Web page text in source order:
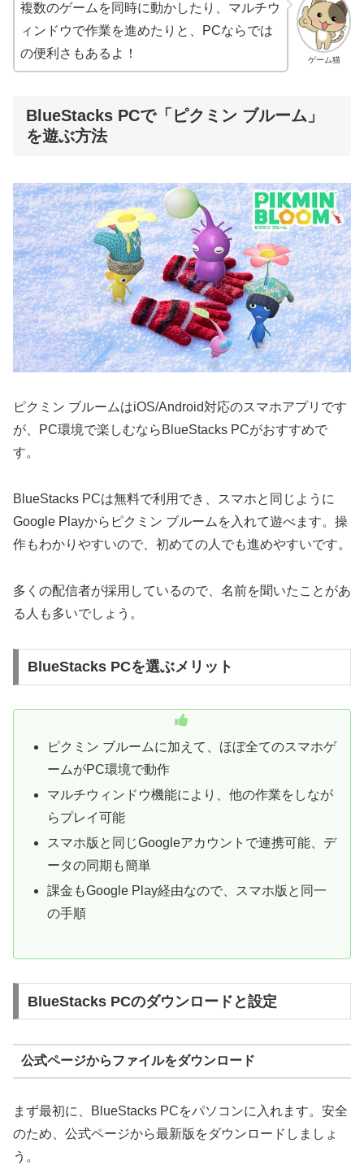
ゲーム猫
複数のゲームを同時に動かしたり、マルチウ
ィンドウで作業を進めたりと、PCならでは
の便利さもあるよ！
BlueStacks PCで「ピクミン ブルーム」
を遊ぶ方法
ピクミン ブルームはiOS/Android対応のスマホアプリです
が、PC環境で楽しむならBlueStacks PCがおすすめで
す。
BlueStacks PCは無料で利用でき、スマホと同じように
Google Playからピクミン ブルームを入れて遊べます。操
作もわかりやすいので、初めての人でも進めやすいです。
多くの配信者が採用しているので、名前を聞いたことがあ
る人も多いでしょう。
BlueStacks PCを選ぶメリット
ピクミン ブルームに加えて、ほぼ全てのスマホゲ
ームがPC環境で動作
マルチウィンドウ機能により、他の作業をしなが
らプレイ可能
スマホ版と同じGoogleアカウントで連携可能、デ
ータの同期も簡単
課金もGoogle Play経由なので、スマホ版と同一
の手順
BlueStacks PCのダウンロードと設定
公式ページからファイルをダウンロード
まず最初に、BlueStacks PCをパソコンに入れます。安全
のため、公式ページから最新版をダウンロードしましょ
う。